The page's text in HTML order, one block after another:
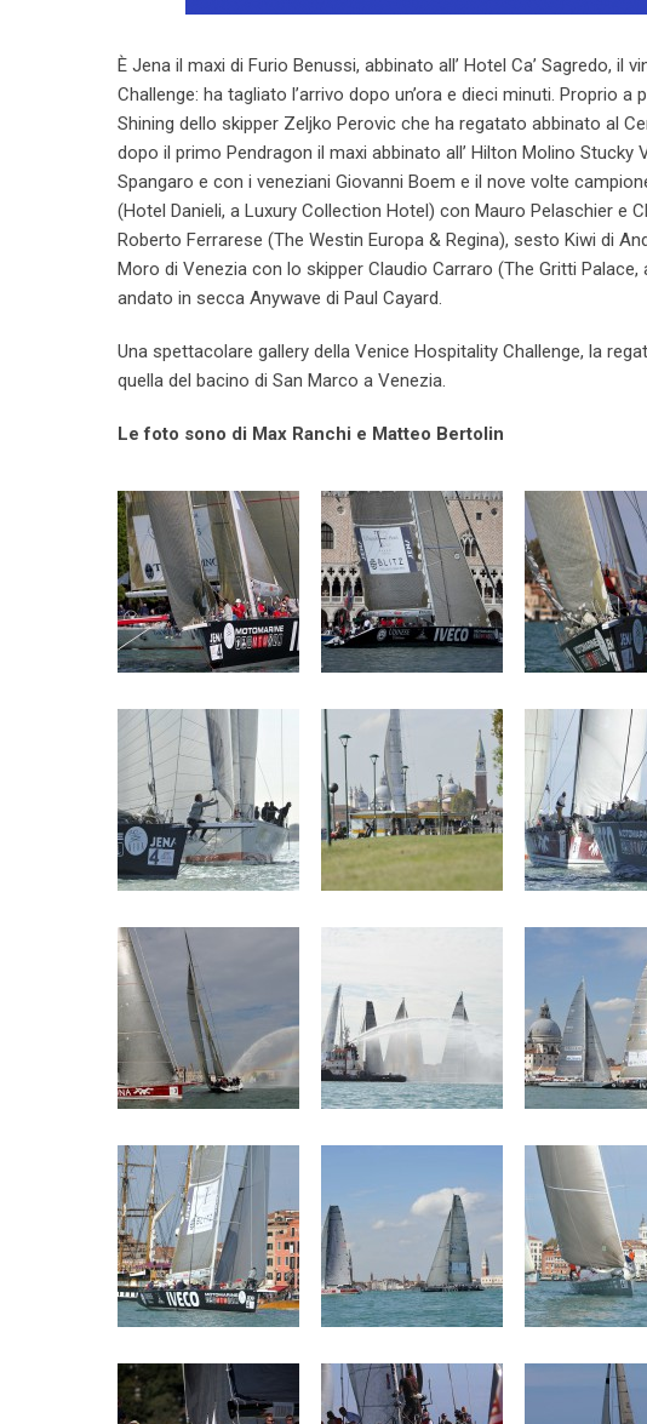
È Jena il maxi di Furio Benussi, abbinato all’ Hotel Ca’ Sagredo,
Challenge: ha tagliato l’arrivo dopo un’ora e dieci minuti. Proprio
Shining dello skipper Zeljko Perovic che ha regatato abbinato al
dopo il primo Pendragon il maxi abbinato all’ Hilton Molino
Spangaro e con i veneziani Giovanni Boem e il nove volte
(Hotel Danieli, a Luxury Collection Hotel) con Mauro Pelaschier e
Roberto Ferrarese (The Westin Europa & Regina), sesto Kiwi di
Moro di Venezia con lo skipper Claudio Carraro (The Gritti
andato in secca Anywave di Paul Cayard.
Una spettacolare gallery della Venice Hospitality Challenge, la
quella del bacino di San Marco a Venezia.
Le foto sono di Max Ranchi e Matteo Bertolin